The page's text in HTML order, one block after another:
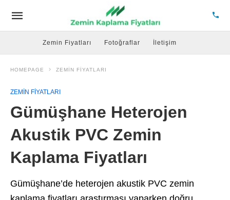
Zemin Fiyatları Fotoğraflar İletişim
HOMEPAGE ZEMIN FIYATLARI
ZEMIN FIYATLARI
Gümüşhane Heterojen
Akustik PVC Zemin
Kaplama Fiyatları
Gümüşhane’de heterojen akustik PVC zemin